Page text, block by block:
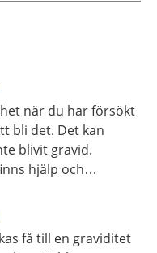
när du har försökt
bli det. Det kan
blivit gravid.
hjälp och
få till en graviditet